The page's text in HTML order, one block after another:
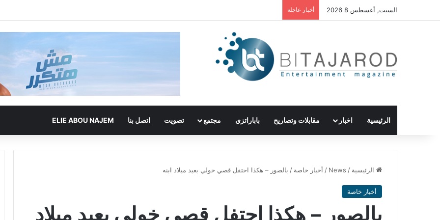
السبت, أغسطس 8 2026 أخبار عاجلة
الرئيسية اخبار مقابلات وتصاريح باباراتزي مجتمع تصويت اتصل بنا ELIE ABOU NAJEM
الرئيسية /
News
/ أخبار خاصة / بالصور – هكذا احتفل قصي خولي بعيد ميلاد ابنه
أخبار خاصة
بالصور – هكذا احتفل قصي خولي بعيد ميلاد